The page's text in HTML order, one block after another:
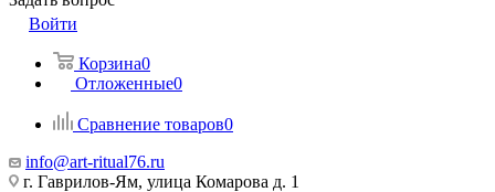
Войти
Корзина0
Отложенные0
Сравнение товаров0
info@art-ritual76.ru
г. Гаврилов-Ям, улица Комарова д. 1